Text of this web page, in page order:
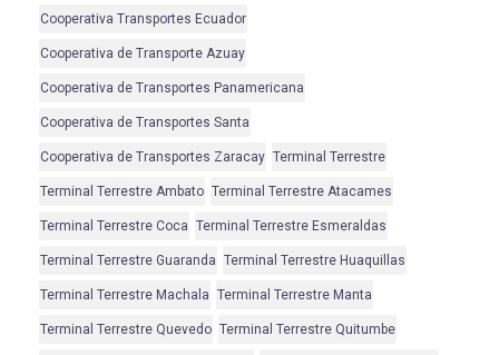
Cooperativa Transportes Ecuador
Cooperativa de Transporte Azuay
Cooperativa de Transportes Panamericana
Cooperativa de Transportes Santa
Cooperativa de Transportes Zaracay Terminal Terrestre
Terminal Terrestre Ambato Terminal Terrestre Atacames
Terminal Terrestre Coca Terminal Terrestre Esmeraldas
Terminal Terrestre Guaranda Terminal Terrestre Huaquillas
Terminal Terrestre Machala Terminal Terrestre Manta
Terminal Terrestre Quevedo Terminal Terrestre Quitumbe